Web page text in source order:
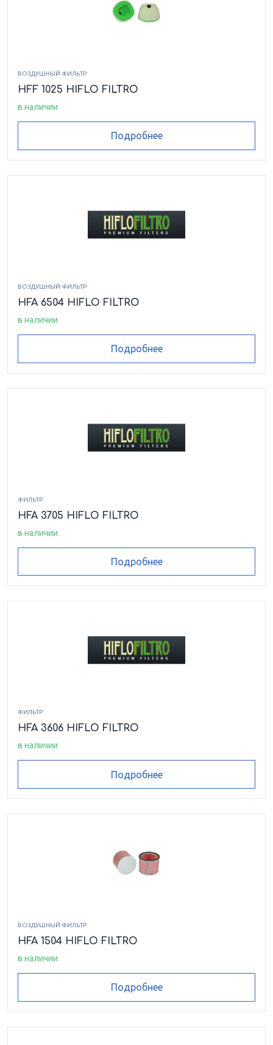
ВОЗДУШНЫЙ ФИЛЬТР
HFF 1025 HIFLO FILTRO
в наличии
Подробнее
ВОЗДУШНЫЙ ФИЛЬТР
HFA 6504 HIFLO FILTRO
в наличии
Подробнее
ФИЛЬТР
HFA 3705 HIFLO FILTRO
в наличии
Подробнее
ФИЛЬТР
HFA 3606 HIFLO FILTRO
в наличии
Подробнее
ВОЗДУШНЫЙ ФИЛЬТР
HFA 1504 HIFLO FILTRO
в наличии
Подробнее